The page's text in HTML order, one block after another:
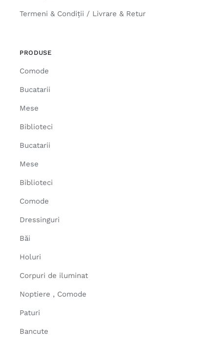
Termeni & Condiții / Livrare & Retur
PRODUSE
Comode
Bucatarii
Mese
Biblioteci
Bucatarii
Mese
Biblioteci
Comode
Dressinguri
Băi
Holuri
Corpuri de iluminat
Noptiere , Comode
Paturi
Bancute